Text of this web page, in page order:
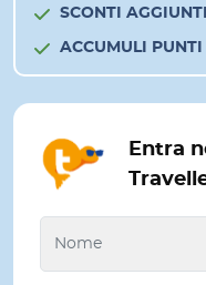
SCONTI
ACCUMULI
Entra